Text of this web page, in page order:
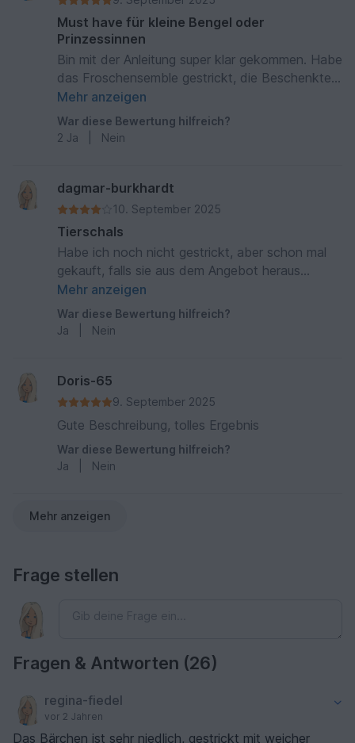
Must have für kleine Bengel oder
Prinzessinnen
Bin mit der Anleitung super klar gekommen. Habe
das Froschensemble gestrickt, die Beschenkte
hat sich riesig gefreut. Klare Kaufempfehlung 👍
Mehr anzeigen
War diese Bewertung hilfreich?
2 Ja Nein
dagmar-burkhardt
10. September 2025
Tierschals
Habe ich noch nicht gestrickt, aber schon mal
gekauft, falls sie aus dem Angebot heraus
genommen wird
Mehr anzeigen
War diese Bewertung hilfreich?
Ja
Nein
Doris-65
9. September 2025
Gute Beschreibung, tolles Ergebnis
War diese Bewertung hilfreich?
Ja
Nein
Mehr anzeigen
Frage stellen
Fragen & Antworten (26)
regina-fiedel
vor 2 Jahren
Das Bärchen ist sehr niedlich, gestrickt mit weicher